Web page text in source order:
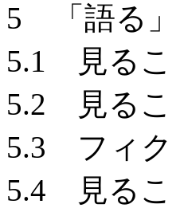
5 「語る」
5.1 見るこ
5.2 見るこ
5.3 フィク
5.4 見るこ